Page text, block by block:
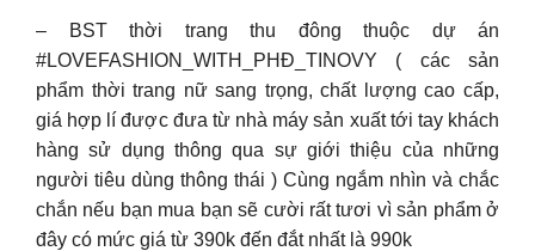
– BST thời trang thu đông thuộc dự án
#LOVEFASHION_WITH_PHĐ_TINOVY ( các sản
phẩm thời trang nữ sang trọng, chất lượng cao cấp,
giá hợp lí được đưa từ nhà máy sản xuất tới tay khách
hàng sử dụng thông qua sự giới thiệu của những
người tiêu dùng thông thái ) Cùng ngắm nhìn và chắc
chắn nếu bạn mua bạn sẽ cười rất tươi vì sản phẩm ở
đây có mức giá từ 390k đến đắt nhất là 990k